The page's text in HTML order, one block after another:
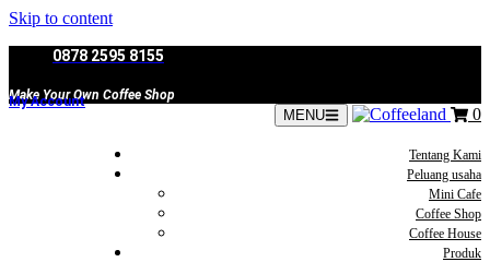
Skip to content
0878 2595 8155
Make Your Own Coffee Shop
My Account
MENU 0
Tentang Kami
Peluang usaha
Mini Cafe
Coffee Shop
Coffee House
Produk